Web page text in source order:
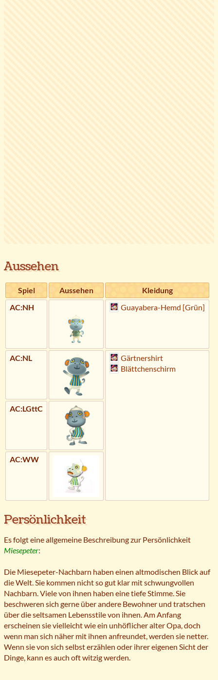
Aussehen
Spiel Aussehen
Kleidung
AC:NH
Guayabera-Hemd [Grün]
AC:NL
Gärtnershirt
Blättchenschirm
AC:LGttC
AC:WW
Persönlichkeit
Es folgt eine allgemeine Beschreibung zur Persönlichkeit
Miesepeter:
Die Miesepeter-Nachbarn haben einen altmodischen Blick auf
die Welt. Sie kommen nicht so gut klar mit schwungvollen
Nachbarn. Viele von ihnen haben eine tiefe Stimme. Sie
beschweren sich gerne über andere Bewohner und tratschen
über die seltsamen Lebensstile von ihnen. Am Anfang
erscheinen sie vielleicht wie ein unhöflicher alter Opa, doch
wenn man sich näher mit ihnen anfreundet, werden sie netter.
Wenn sie von sich selbst erzählen oder ihrer eigenen Sicht der
Dinge, kann es auch oft witzig werden.